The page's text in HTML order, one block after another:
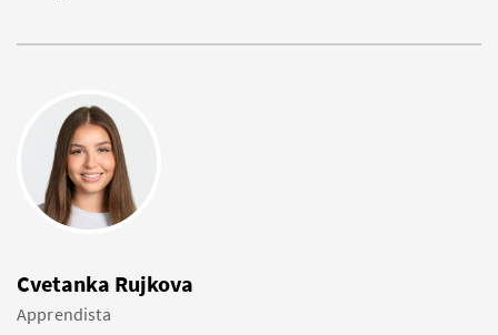
Cvetanka Rujkova
Apprendista